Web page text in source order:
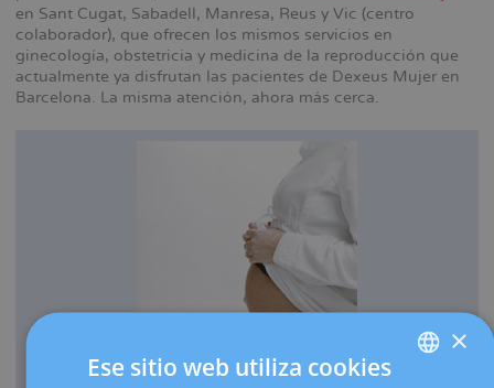
en Sant Cugat, Sabadell, Manresa, Reus y Vic (centro
colaborador), que ofrecen los mismos servicios en
ginecología, obstetricia y medicina de la reproducción que
actualmente ya disfrutan las pacientes de Dexeus Mujer en
Barcelona. La misma atención, ahora más cerca.
×
Ese sitio web utiliza cookies